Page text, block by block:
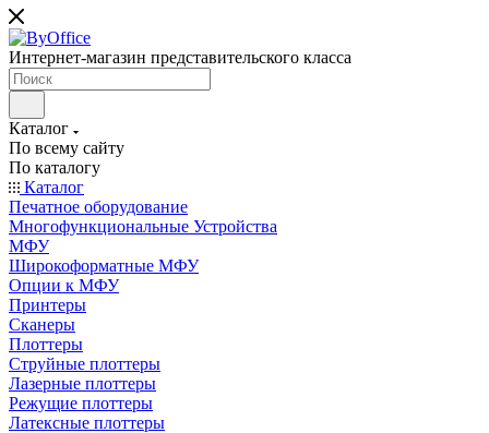
Интернет-магазин представительского класса
Каталог
По всему сайту
По каталогу
Каталог
Печатное оборудование
Многофункциональные Устройства
МФУ
Широкоформатные МФУ
Опции к МФУ
Принтеры
Сканеры
Плоттеры
Струйные плоттеры
Лазерные плоттеры
Режущие плоттеры
Латексные плоттеры